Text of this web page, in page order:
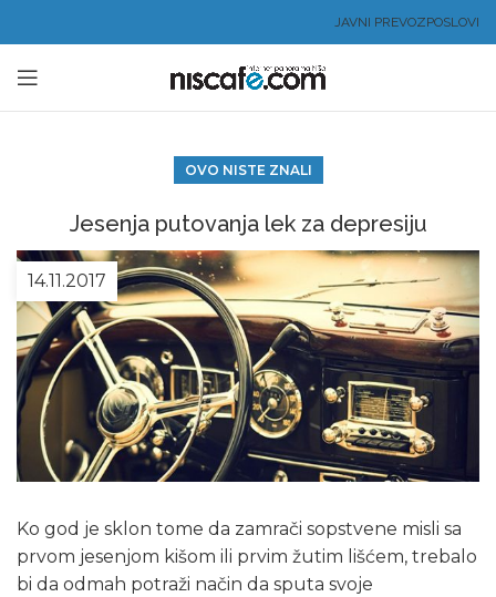
JAVNI PREVOZPOSLOVI
OVO NISTE ZNALI
Jesenja putovanja lek za depresiju
14.11.2017
Ko god je sklon tome da zamrači sopstvene misli sa
prvom jesenjom kišom ili prvim žutim lišćem, trebalo
bi da odmah potraži način da sputa svoje